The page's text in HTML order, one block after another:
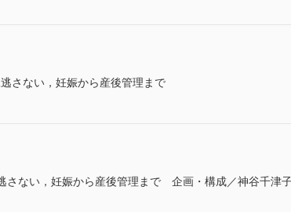
さない，妊娠から産後管理まで
ない，妊娠から産後管理まで 企画・構成／神谷千津